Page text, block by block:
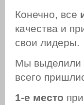
Конечно, все
качества и
свои лидеры.
Мы выделили
всего
1-е место